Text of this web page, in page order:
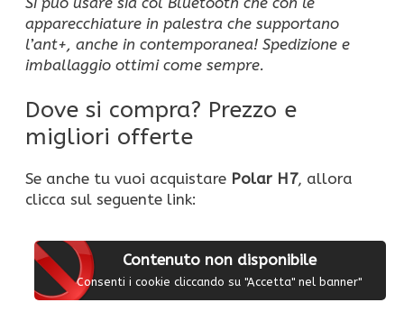
apparecchiature in palestra che supportano
l’ant+, anche in contemporanea! Spedizione e
imballaggio ottimi come sempre.
Dove si compra? Prezzo e
migliori offerte
Se anche tu vuoi acquistare Polar H7, allora
clicca sul seguente link:
Contenuto non disponibile
Consenti i cookie cliccando su "Accetta" nel banner"